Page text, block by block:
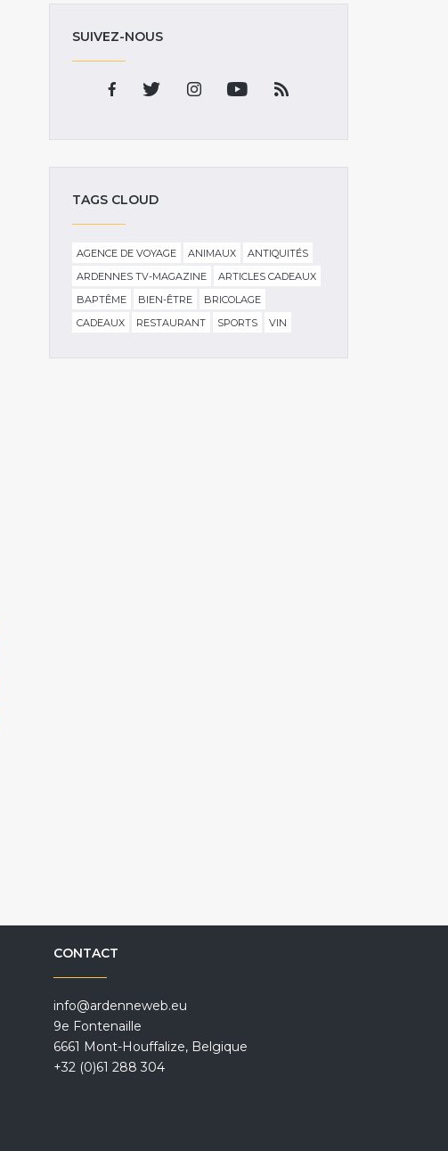
SUIVEZ-NOUS
TAGS CLOUD
AGENCE DE VOYAGE ANIMAUX
ANTIQUITÉS
ARDENNES TV-MAGAZINE
ARTICLES CADEAUX
BAPTÊME
BIEN-ÊTRE
BRICOLAGE
CADEAUX
RESTAURANT SPORTS VIN
CONTACT
info@ardenneweb.eu
9e Fontenaille
6661 Mont-Houffalize, Belgique
+32 (0)61 288 304